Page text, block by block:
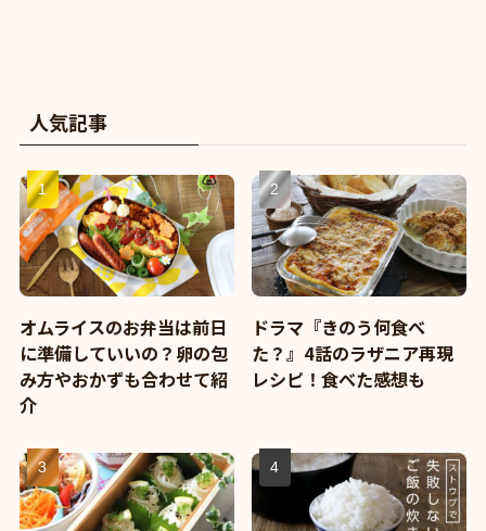
人気記事
オムライスのお弁当は前日
に準備していいの？卵の包
み方やおかずも合わせて紹
介
ドラマ『きのう何食べ
た？』4話のラザニア再現
レシピ！食べた感想も